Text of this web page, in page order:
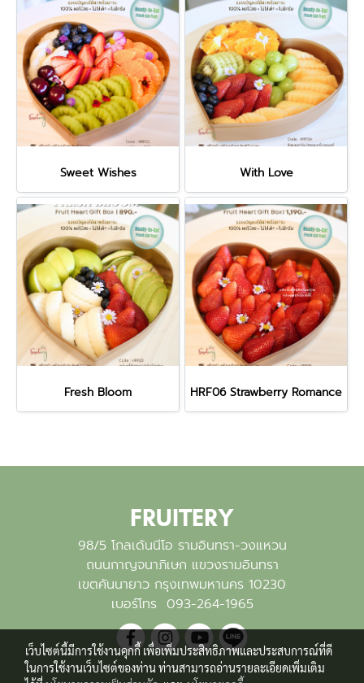
Sweet Wishes With Love
Fresh Bloom HRF06 Strawberry Romance
FRUITERY
98/5 โกลเด้นนีโอ รามอินทรา-วงแหวน
ถนนกาญจนาภิเษก แขวงรามอินทรา
เขตคันนายาว กรุงเทพมหานคร 10230
เบอร์โทร 093-264-1965
เว็บไซต์นี้มีการใช้งานคุกกี้ เพื่อเพิ่มประสิทธิภาพและประสบการณ์ที่ดี
ในการใช้งานเว็บไซต์ของท่าน ท่านสามารถอ่านรายละเอียดเพิ่มเติม